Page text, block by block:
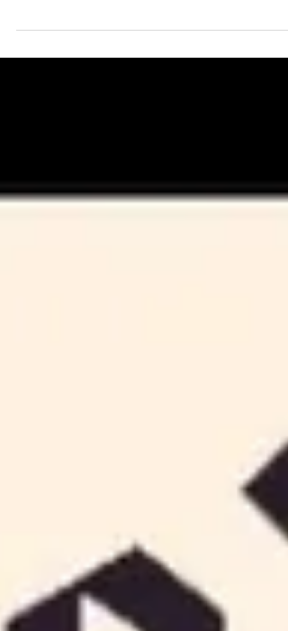
No hacía falta ni que lo diga, pero Juan Pablo
Pisano (@JohnGalt_is_www en Twitter) lo dice